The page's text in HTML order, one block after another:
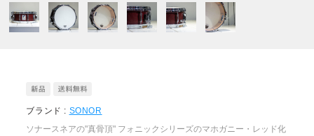
ブランド : SONOR
ソナースネアの"真骨頂" フォニックシリーズのマホガニー・レッド化